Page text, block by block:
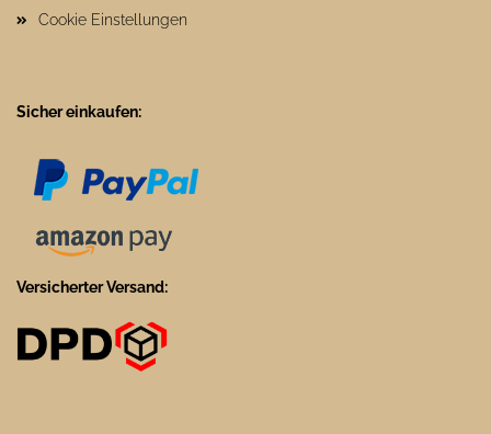
Cookie Einstellungen
Sicher einkaufen:
Versicherter Versand: